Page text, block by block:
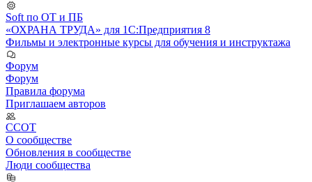
Soft по ОТ и ПБ
«ОХРАНА ТРУДА» для 1С:Предприятия 8
Фильмы и электронные курсы для обучения и инструктажа
Форум
Форум
Правила форума
Приглашаем авторов
ССОТ
О сообществе
Обновления в сообществе
Люди сообщества